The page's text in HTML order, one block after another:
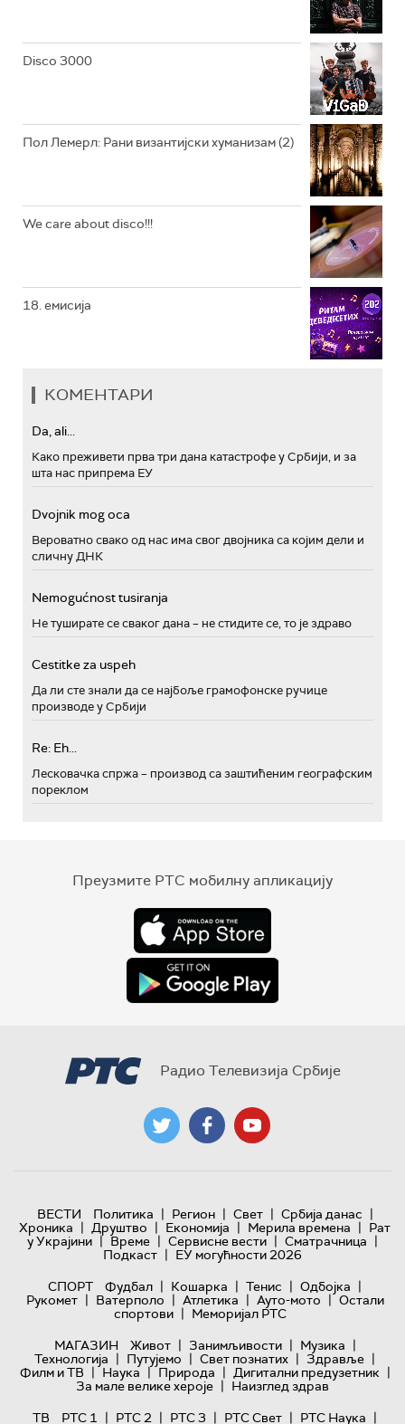
РАДИО ЏЕЗЕР
Disco 3000
Пол Лемерл: Рани византијски хуманизам (2)
We care about disco!!!
18. емисија
КОМЕНТАРИ
Da, ali...
Како преживети прва три дана катастрофе у Србији, и за
шта нас припрема ЕУ
Dvojnik mog oca
Вероватно свако од нас има свог двојника са којим дели и
сличну ДНК
Nemogućnost tusiranja
Не туширате се сваког дана – не стидите се, то је здраво
Cestitke za uspeh
Да ли сте знали да се најбоље грамофонске ручице
производе у Србији
Re: Eh...
Лесковачка спржа – производ са заштићеним географским
пореклом
Преузмите РТС мобилну апликацију
Радио Телевизија Србије
ВЕСТИ Политика | Регион | Свет | Србија данас |
Хроника | Друштво | Економија | Мерила времена | Рат
у Украјини | Време | Сервисне вести | Сматрачница |
Подкаст | ЕУ могућности 2026
СПОРТ
Фудбал | Кошарка | Тенис | Одбојка |
Рукомет | Ватерполо | Атлетика | Ауто-мото | Остали
спортови | Меморијал РТС
МАГАЗИН
Живот | Занимљивости | Музика |
Технологијa | Путујемо | Свет познатих | Здравље |
Филм и ТВ | Наука | Природа | Дигитални предузетник |
За мале велике хероје | Наизглед здрав
ТВ
РТС 1 | РТС 2 | РТС 3 | РТС Свет | РТС Наука |